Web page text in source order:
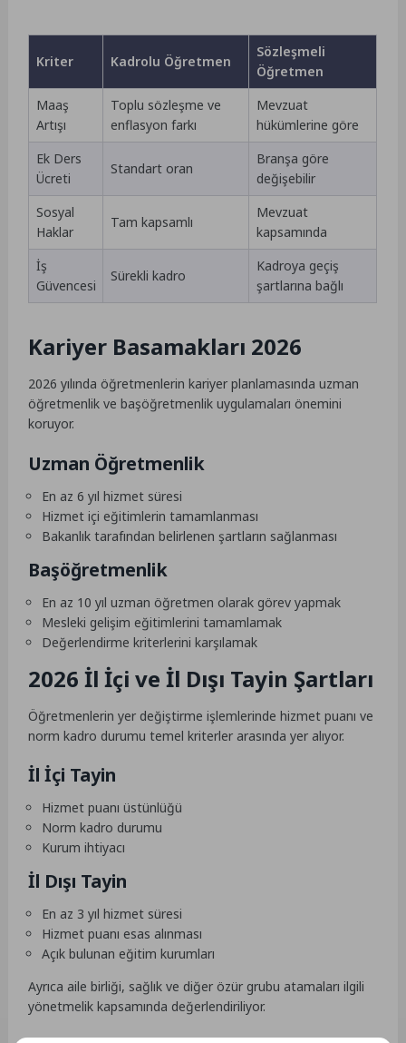
Kriter Kadrolu Öğretmen
Sözleşmeli
Öğretmen
Maaş
Artışı
Toplu sözleşme ve
enflasyon farkı
Mevzuat
hükümlerine göre
Ek Ders
Ücreti
Standart oran
Branşa göre
değişebilir
Sosyal
Haklar
Tam kapsamlı
Mevzuat
kapsamında
İş
Güvencesi
Sürekli kadro
Kadroya geçiş
şartlarına bağlı
Kariyer Basamakları 2026
2026 yılında öğretmenlerin kariyer planlamasında uzman
öğretmenlik ve başöğretmenlik uygulamaları önemini
koruyor.
Uzman Öğretmenlik
En az 6 yıl hizmet süresi
Hizmet içi eğitimlerin tamamlanması
Bakanlık tarafından belirlenen şartların sağlanması
Başöğretmenlik
En az 10 yıl uzman öğretmen olarak görev yapmak
Mesleki gelişim eğitimlerini tamamlamak
Değerlendirme kriterlerini karşılamak
2026 İl İçi ve İl Dışı Tayin Şartları
Öğretmenlerin yer değiştirme işlemlerinde hizmet puanı ve
norm kadro durumu temel kriterler arasında yer alıyor.
İl İçi Tayin
Hizmet puanı üstünlüğü
Norm kadro durumu
Kurum ihtiyacı
İl Dışı Tayin
En az 3 yıl hizmet süresi
Hizmet puanı esas alınması
Açık bulunan eğitim kurumları
Ayrıca aile birliği, sağlık ve diğer özür grubu atamaları ilgili
yönetmelik kapsamında değerlendiriliyor.